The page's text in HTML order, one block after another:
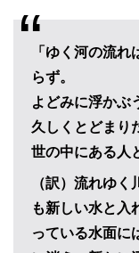
「ゆく河の流
らず。
よどみに浮かぶ
久しくとどまり
世の中にある人
（訳）流れゆ
も新しい水と入
っている水面に